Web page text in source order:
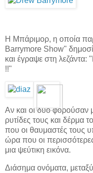
Η Μπάριμορ, η οποία
Barrymore Show"
και έγραψε στη
!!"
Αν και οι δύο φορούσαν
ρυτίδες τους και δέρμα
που οι θαυμαστές τους
ώρα που οι
μια ψεύτικη εικόνα.
Διάσημα ονόματα,